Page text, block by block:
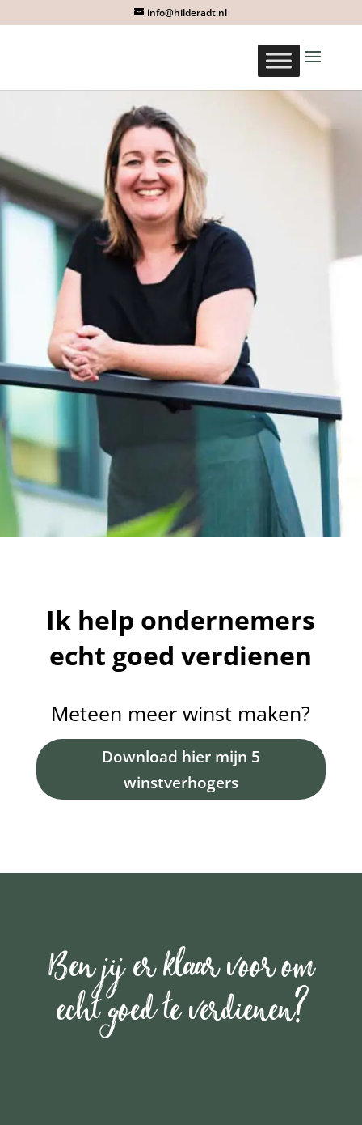
info@hilderadt.nl
Ik help ondernemers
echt goed verdienen
Meteen meer winst maken?
Download hier mijn 5
winstverhogers
Ben jij er klaar voor om
echt goed te verdienen?